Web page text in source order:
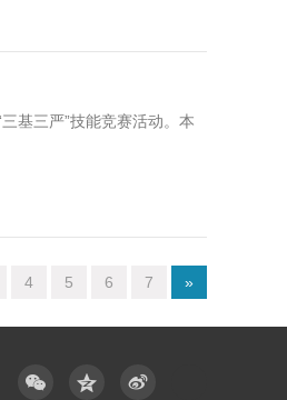
基三严”技能竞赛活动。本
4 5 6 7 »
  